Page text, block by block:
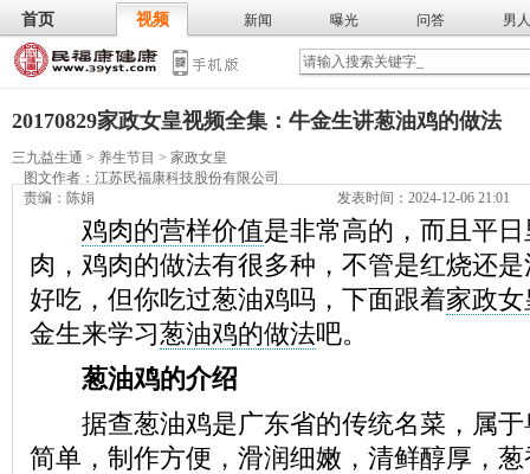
首页 视频 新闻 曝光 问答 男人
武术 气功 膳食 食谱 营养
20170829家政女皇视频全集：牛金生讲葱油鸡的做法
三九益生通 > 养生节目 > 家政女皇
图文作者： 江苏民福康科技股份有限公司
责编：陈娟
发表时间：2024-12-06 21:01
鸡肉的营样价值是非常高的，而且平
肉，鸡肉的做法有很多种，不管是红烧还
好吃，但你吃过葱油鸡吗，下面跟着家政
金生来学习葱油鸡的做法吧。
葱油鸡的介绍
据查葱油鸡是广东省的传统名菜，属于
简单，制作方便，滑润细嫩，清鲜醇厚，